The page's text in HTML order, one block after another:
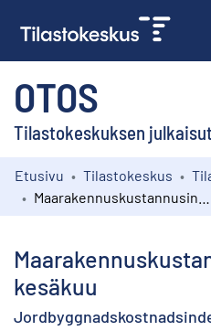
OTOS
Tilastokeskuksen
Kokoelmat
Etusivu Tilastokeskus
kesäkuu